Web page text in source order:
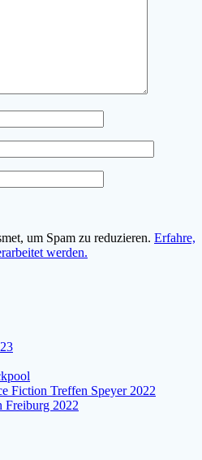
um Spam zu reduzieren. Erfahre,
werden.
Fiction Treffen Speyer 2022
Freiburg 2022